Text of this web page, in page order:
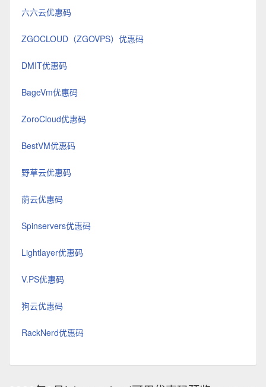
六六云优惠码
ZGOCLOUD（ZGOVPS）优惠码
DMIT优惠码
BageVm优惠码
ZoroCloud优惠码
BestVM优惠码
野草云优惠码
荫云优惠码
Spinservers优惠码
Lightlayer优惠码
V.PS优惠码
狗云优惠码
RackNerd优惠码